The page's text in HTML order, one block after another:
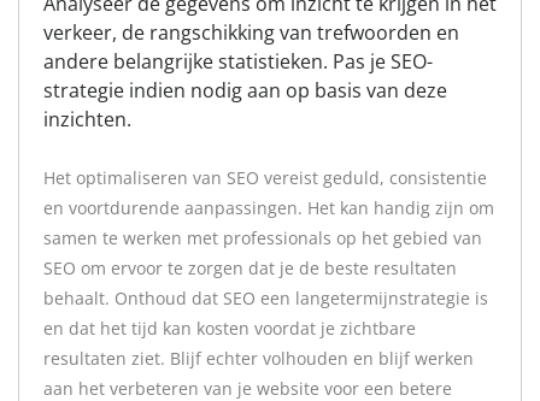
verkeer, de rangschikking van trefwoorden en
andere belangrijke statistieken. Pas je SEO-
strategie indien nodig aan op basis van deze
inzichten.
Het optimaliseren van SEO vereist geduld, consistentie
en voortdurende aanpassingen. Het kan handig zijn om
samen te werken met professionals op het gebied van
SEO om ervoor te zorgen dat je de beste resultaten
behaalt. Onthoud dat SEO een langetermijnstrategie is
en dat het tijd kan kosten voordat je zichtbare
resultaten ziet. Blijf echter volhouden en blijf werken
aan het verbeteren van je website voor een betere